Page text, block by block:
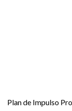
Plan de Impulso